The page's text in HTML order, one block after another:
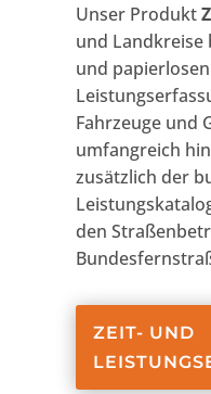
Unser Produkt
und Landkreise
und
Fahrzeuge und
umfangreich
zusätzlich der
den
ZEIT- UND